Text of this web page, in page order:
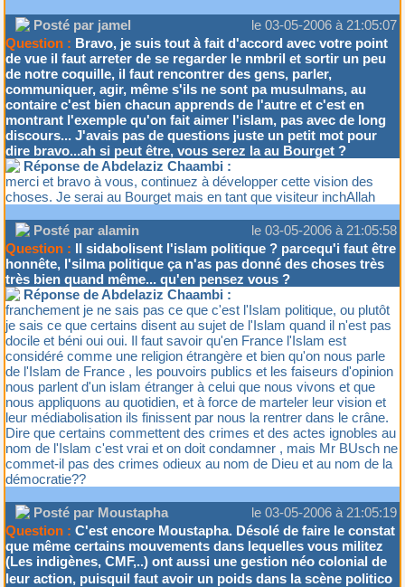
Posté par jamel
le 03-05-2006 à 21:05:07
Question : Bravo, je suis tout à fait d'accord avec votre point
de vue il faut arreter de se regarder le nmbril et sortir un peu
de notre coquille, il faut rencontrer des gens, parler,
communiquer, agir, même s'ils ne sont pa musulmans, au
contaire c'est bien chacun apprends de l'autre et c'est en
montrant l'exemple qu'on fait aimer l'islam, pas avec de long
discours... J'avais pas de questions juste un petit mot pour
dire bravo...ah si peut être, vous serez la au Bourget ?
Réponse de Abdelaziz Chaambi :
merci et bravo à vous, continuez à développer cette vision des
choses. Je serai au Bourget mais en tant que visiteur inchAllah
Posté par alamin
le 03-05-2006 à 21:05:58
Question : Il sidabolisent l'islam politique ? parcequ'i faut être
honnête, l'silma politique ça n'as pas donné des choses très
très bien quand même... qu'en pensez vous ?
Réponse de Abdelaziz Chaambi :
franchement je ne sais pas ce que c'est l'Islam politique, ou plutôt
je sais ce que certains disent au sujet de l'Islam quand il n'est pas
docile et béni oui oui. Il faut savoir qu'en France l'Islam est
considéré comme une religion étrangère et bien qu'on nous parle
de l'Islam de France , les pouvoirs publics et les faiseurs d'opinion
nous parlent d'un islam étranger à celui que nous vivons et que
nous appliquons au quotidien, et à force de marteler leur vision et
leur médiabolisation ils finissent par nous la rentrer dans le crâne.
Dire que certains commettent des crimes et des actes ignobles au
nom de l'Islam c'est vrai et on doit condamner , mais Mr BUsch ne
commet-il pas des crimes odieux au nom de Dieu et au nom de la
démocratie??
Posté par Moustapha
le 03-05-2006 à 21:05:19
Question : C'est encore Moustapha. Désolé de faire le constat
que même certains mouvements dans lequelles vous militez
(Les indigènes, CMF,..) ont aussi une gestion néo colonial de
leur action, puisquil faut avoir un poids dans la scène politico